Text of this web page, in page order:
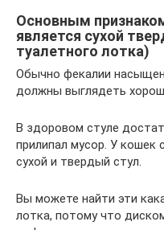
Основным
является сухой
туалетного лотка)
Обычно фекалии
должны выглядеть
В здоровом стуле
прилипал мусор. У
сухой и твердый стул.
Вы можете найти эти
лотка, потому что